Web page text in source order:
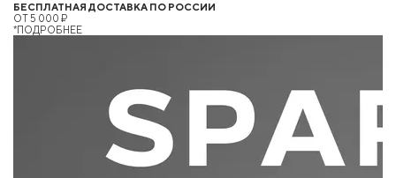
БЕСПЛАТНАЯ ДОСТАВКА ПО РОССИИ
ОТ 5 000 ₽
*ПОДРОБНЕЕ